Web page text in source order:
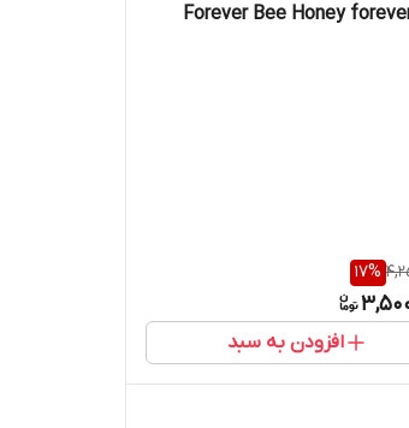
Forever Bee Honey
17%
افزودن به سبد